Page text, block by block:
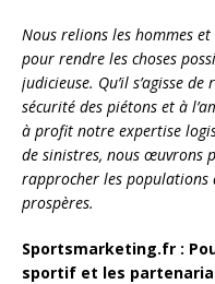
Nous relions les hommes
pour rendre les choses
judicieuse. Qu’il s’agisse
sécurité des piétons et à
à profit notre expertise
de sinistres, nous œuvrons
rapprocher les populations
prospères.
Sportsmarketing.fr :
sportif et les